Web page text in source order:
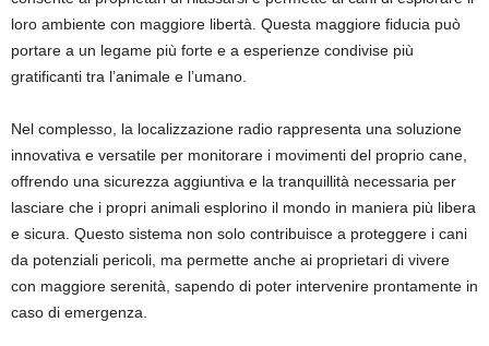
loro ambiente con maggiore libertà. Questa maggiore fiducia può
portare a un legame più forte e a esperienze condivise più
gratificanti tra l’animale e l’umano.
Nel complesso, la localizzazione radio rappresenta una soluzione
innovativa e versatile per monitorare i movimenti del proprio cane,
offrendo una sicurezza aggiuntiva e la tranquillità necessaria per
lasciare che i propri animali esplorino il mondo in maniera più libera
e sicura. Questo sistema non solo contribuisce a proteggere i cani
da potenziali pericoli, ma permette anche ai proprietari di vivere
con maggiore serenità, sapendo di poter intervenire prontamente in
caso di emergenza.